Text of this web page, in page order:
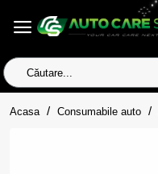
Căutare...
Acasa homeConsumabile auto